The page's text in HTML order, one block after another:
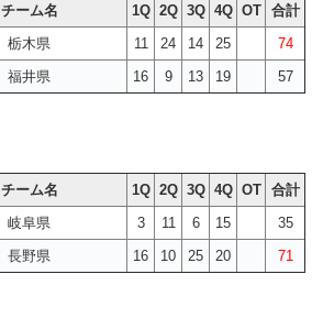
チーム名 1Q 2Q 3Q 4Q OT
合計
栃木県 11 24 14 25
74
福井県
16 9 13 19 57
チーム名 1Q 2Q 3Q 4Q OT
合計
岐阜県 3 11 6 15
35
長野県
16 10 25 20 71